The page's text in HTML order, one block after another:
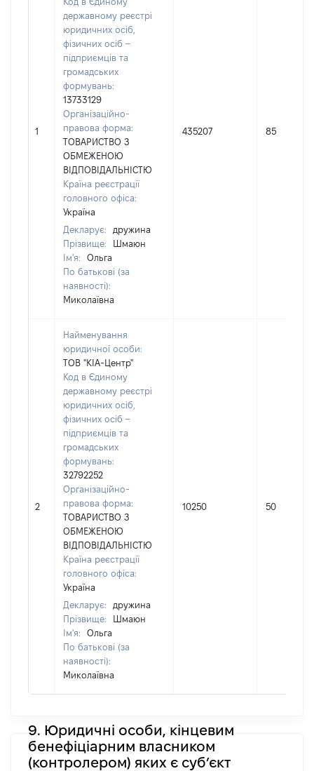
1
державному реєстрі
юридичних осіб,
фізичних осіб –
підприємців та
громадських
формувань:
13733129
Організаційно-
правова форма:
ТОВАРИСТВО З
ОБМЕЖЕНОЮ
ВІДПОВІДАЛЬНІСТЮ
Країна реєстрації
головного офіса:
Україна
Декларує:
дружина
Прізвище:
Шмаюн
Ім'я:
Ольга
По батькові (за
наявності):
Миколаївна
435207 85
2
Найменування
юридичної особи:
ТОВ "КІА-Центр"
Код в Єдиному
державному реєстрі
юридичних осіб,
фізичних осіб –
підприємців та
громадських
формувань:
32792252
Організаційно-
правова форма:
ТОВАРИСТВО З
ОБМЕЖЕНОЮ
ВІДПОВІДАЛЬНІСТЮ
Країна реєстрації
головного офіса:
Україна
Декларує:
дружина
Прізвище:
Шмаюн
Ім'я:
Ольга
По батькові (за
наявності):
Миколаївна
10250 50
9. Юридичні особи, кінцевим
бенефіціарним власником
(контролером) яких є суб’єкт